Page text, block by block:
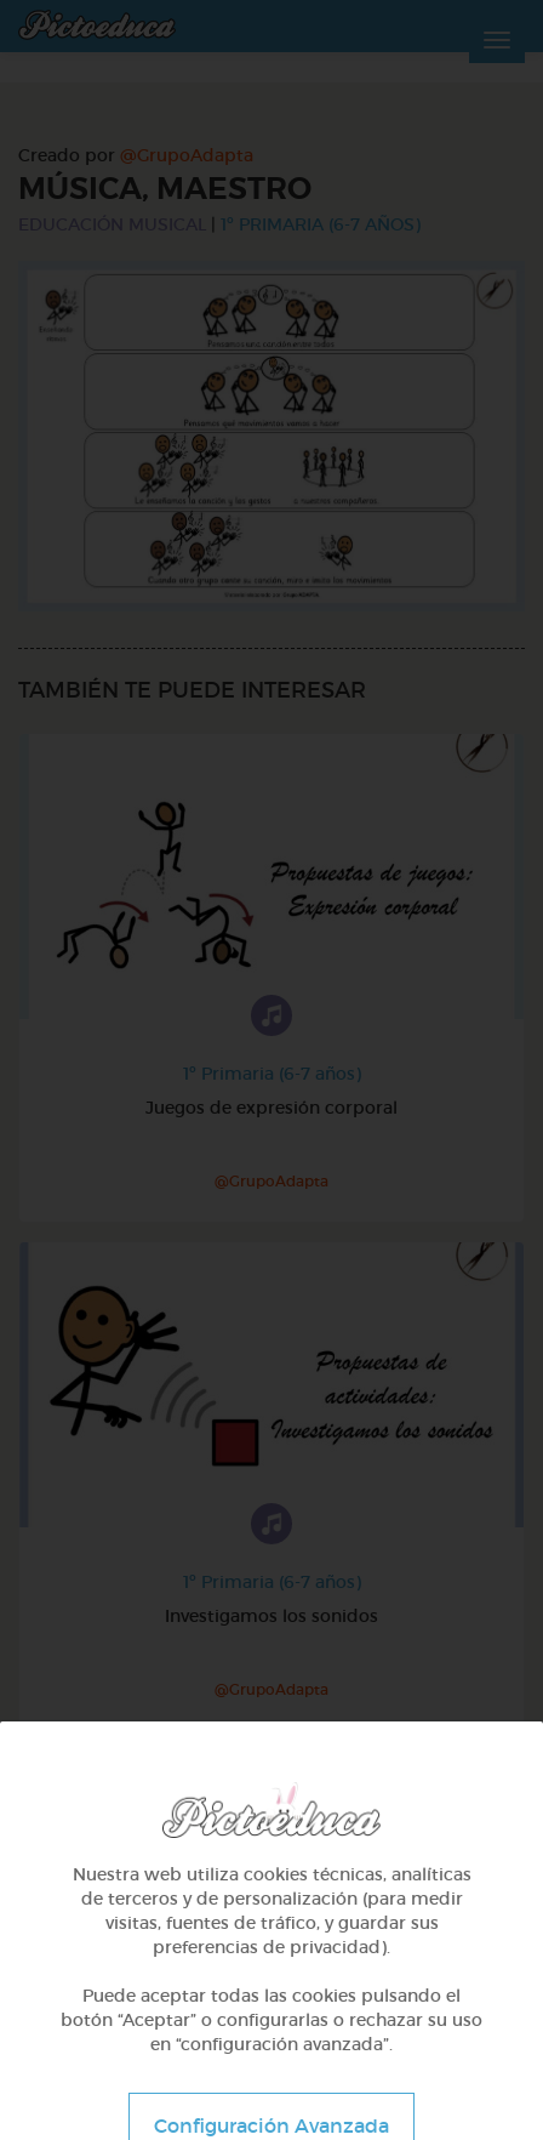
Creado por @GrupoAdapta
MÚSICA, MAESTRO
1º PRIMARIA (6-7 AÑOS)
TAMBIÉN TE PUEDE INTERESAR
1º Primaria (6-7 años)
Juegos de expresión corporal
@GrupoAdapta
1º Primaria (6-7 años)
Investigamos los sonidos
@GrupoAdapta
Otros
Sílabas trabadas
Nuestra web utiliza cookies técnicas, analíticas
de terceros y de personalización (para medir
visitas, fuentes de tráfico, y guardar sus
preferencias de privacidad).
Puede aceptar todas las cookies pulsando el
botón “Aceptar” o configurarlas o rechazar su uso
en “configuración avanzada”.
Configuración Avanzada